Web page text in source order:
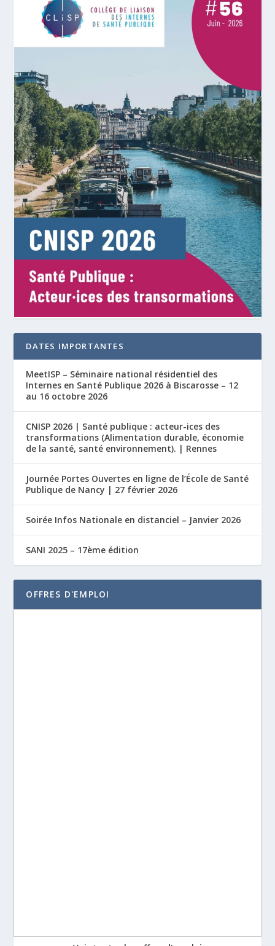
DATES IMPORTANTES
MeetISP – Séminaire national résidentiel des
Internes en Santé Publique 2026 à Biscarosse – 12
au 16 octobre 2026
CNISP 2026 | Santé publique : acteur-ices des
transformations (Alimentation durable, économie
de la santé, santé environnement). | Rennes
Journée Portes Ouvertes en ligne de l’École de Santé
Publique de Nancy | 27 février 2026
Soirée Infos Nationale en distanciel – Janvier 2026
SANI 2025 – 17ème édition
OFFRES D'EMPLOI